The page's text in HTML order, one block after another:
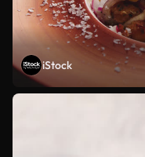
iStock